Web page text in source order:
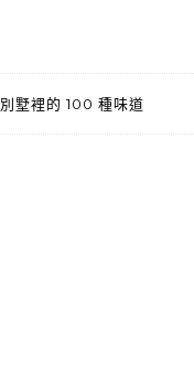
別墅裡的 100 種味道